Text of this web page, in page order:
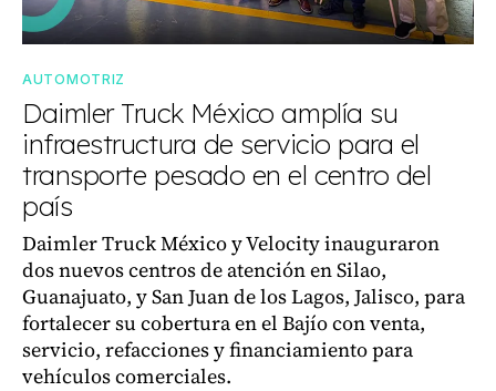
AUTOMOTRIZ
Daimler Truck México amplía su
infraestructura de servicio para el
transporte pesado en el centro del
país
Daimler Truck México y Velocity inauguraron
dos nuevos centros de atención en Silao,
Guanajuato, y San Juan de los Lagos, Jalisco, para
fortalecer su cobertura en el Bajío con venta,
servicio, refacciones y financiamiento para
vehículos comerciales.